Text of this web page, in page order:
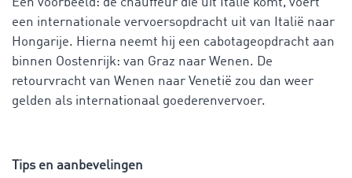
een internationale vervoersopdracht uit van Italië naar
Hongarije. Hierna neemt hij een cabotageopdracht aan
binnen Oostenrijk: van Graz naar Wenen. De
retourvracht van Wenen naar Venetië zou dan weer
gelden als internationaal goederenvervoer.
Tips en aanbevelingen